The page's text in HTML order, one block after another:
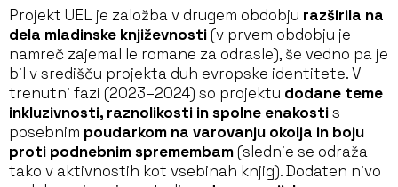
Projekt UEL je založba v drugem obdobju razširila na
dela mladinske književnosti(v prvem obdobju je
namreč zajemal le romane za odrasle), še vedno pa je
bil v središču projekta duh evropske identitete. V
trenutni fazi (2023–2024) so projektu dodane teme
inkluzivnosti, raznolikosti in spolne enakostis
posebnim poudarkom na varovanju okolja in boju
proti podnebnim spremembam(slednje se odraža
tako v aktivnostih kot vsebinah knjig). Dodaten nivo